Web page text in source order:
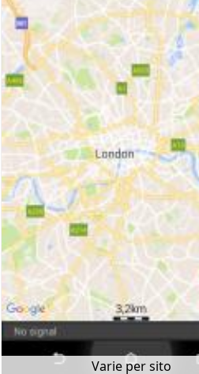
Varie per sito